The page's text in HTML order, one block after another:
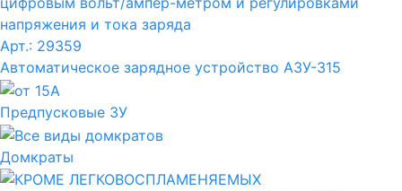
Арт.: 29359
Автоматическое зарядное устройство АЗУ-315
Предпусковые ЗУ
Домкраты